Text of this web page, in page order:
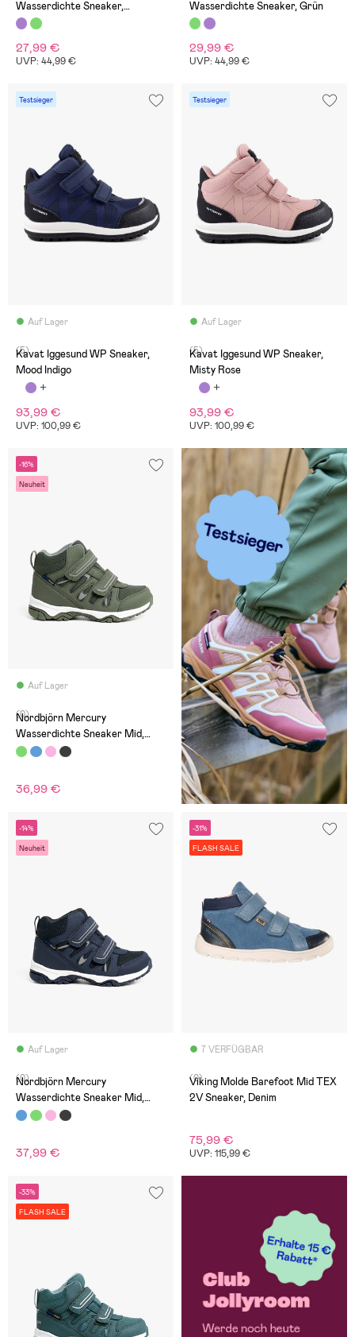
Wasserdichte Sneaker,
Burgundy
27,99 €
UVP: 44,99 €
Wasserdichte Sneaker, Grün
29,99 €
UVP: 44,99 €
Testsieger
Auf Lager
(5)
Kavat Iggesund WP Sneaker,
Mood Indigo
93,99 €
UVP: 100,99 €
Testsieger
Auf Lager
(5)
Kavat Iggesund WP Sneaker,
Misty Rose
93,99 €
UVP: 100,99 €
-16%
Neuheit
Auf Lager
(0)
Nordbjörn Mercury
Wasserdichte Sneaker Mid,
Grün
36,99 €
-14%
Neuheit
Auf Lager
(0)
Nordbjörn Mercury
Wasserdichte Sneaker Mid,
Marineblau
37,99 €
-31%
FLASH SALE
7 VERFÜGBAR
(0)
Viking Molde Barefoot Mid TEX
2V Sneaker, Denim
75,99 €
UVP: 115,99 €
-33%
FLASH SALE